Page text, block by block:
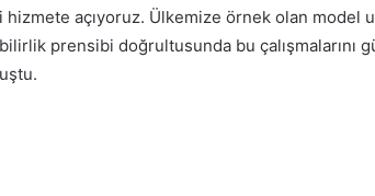
açıyoruz. Ülkemize örnek olan model
prensibi doğrultusunda bu çalışmalarını